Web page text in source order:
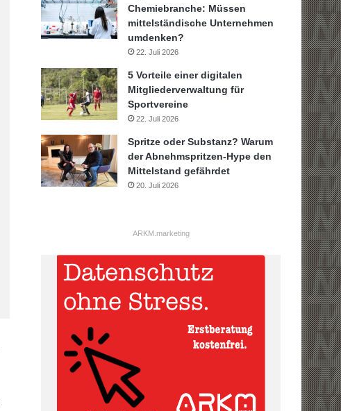
Chemiebranche: Müssen
mittelständische Unternehmen
umdenken?
22. Juli 2026
5 Vorteile einer digitalen
Mitgliederverwaltung für
Sportvereine
22. Juli 2026
Spritze oder Substanz? Warum
der Abnehmspritzen-Hype den
Mittelstand gefährdet
20. Juli 2026
ARKM.marketing